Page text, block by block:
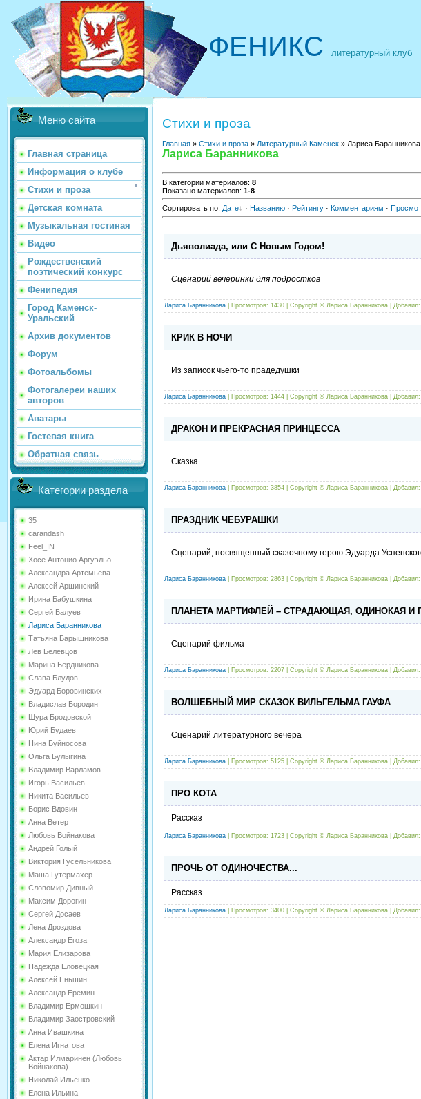
ФЕНИКС литературный клуб
Меню сайта
Главная страница
Информация о клубе
Стихи и проза
Детская комната
Музыкальная гостиная
Видео
Рождественский
поэтический конкурс
Фенипедия
Город Каменск-
Уральский
Архив документов
Форум
Фотоальбомы
Фотогалереи наших
авторов
Аватары
Гостевая книга
Обратная связь
Категории раздела
35
carandash
Feel_IN
Хосе Антонио Аргуэльо
Александра Артемьева
Алексей Аршинский
Ирина Бабушкина
Сергей Балуев
Лариса Баранникова
Татьяна Барышникова
Лев Белевцов
Марина Бердникова
Слава Блудов
Эдуард Боровинских
Владислав Бородин
Шура Бродовской
Юрий Будаев
Нина Буйносова
Ольга Булыгина
Владимир Варламов
Игорь Васильев
Никита Васильев
Борис Вдовин
Анна Ветер
Любовь Войнакова
Андрей Голый
Виктория Гусельникова
Маша Гутермахер
Словомир Дивный
Максим Дорогин
Сергей Досаев
Лена Дроздова
Александр Егоза
Мария Елизарова
Надежда Еловецкая
Алексей Еньшин
Александр Еремин
Владимир Ермошкин
Владимир Заостровский
Анна Ивашкина
Елена Игнатова
Актар Илмаринен (Любовь
Войнакова)
Николай Ильенко
Елена Ильина
Стихи и проза
Главная » Стихи и проза » Литературный Каменск » Лариса Баранникова
Лариса Баранникова
В категории материалов: 8
Показано материалов: 1-8
Сортировать по: Дате · Названию · Рейтингу · Комментариям ·
Дьяволиада, или С Новым Годом!
Сценарий вечеринки для подростков
Лариса Баранникова | Просмотров: 1430 | Copyright © Лариса Баранникова | Добавил:
КРИК В НОЧИ
Из записок чьего-то прадедушки
Лариса Баранникова | Просмотров: 1444 | Copyright © Лариса Баранникова | Добавил:
ДРАКОН И ПРЕКРАСНАЯ ПРИНЦЕССА
Сказка
Лариса Баранникова | Просмотров: 3854 | Copyright © Лариса Баранникова | Добавил:
ПРАЗДНИК ЧЕБУРАШКИ
Сценарий, посвященный сказочному герою Эдуарда
Лариса Баранникова | Просмотров: 2863 | Copyright © Лариса Баранникова | Добавил:
ПЛАНЕТА МАРТИФЛЕЙ – СТРАДАЮЩАЯ, ОДИНОКАЯ И
Сценарий фильма
Лариса Баранникова | Просмотров: 2207 | Copyright © Лариса Баранникова | Добавил:
ВОЛШЕБНЫЙ МИР СКАЗОК ВИЛЬГЕЛЬМА ГАУФА
Сценарий литературного вечера
Лариса Баранникова | Просмотров: 5125 | Copyright © Лариса Баранникова | Добавил:
ПРО КОТА
Рассказ
Лариса Баранникова | Просмотров: 1723 | Copyright © Лариса Баранникова | Добавил:
ПРОЧЬ ОТ ОДИНОЧЕСТВА...
Рассказ
Лариса Баранникова | Просмотров: 3400 | Copyright © Лариса Баранникова | Добавил: